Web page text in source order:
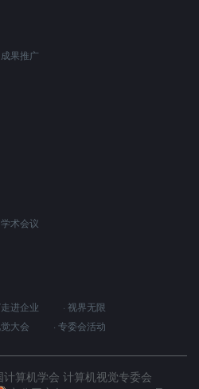
成果推广
学术会议
进企业
· 视界无限
大会 · 专委会活动
算机学会 计算机视觉专委会